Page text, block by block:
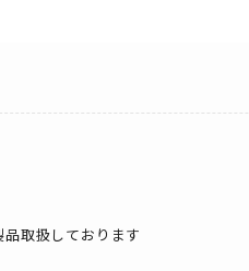
取扱しております